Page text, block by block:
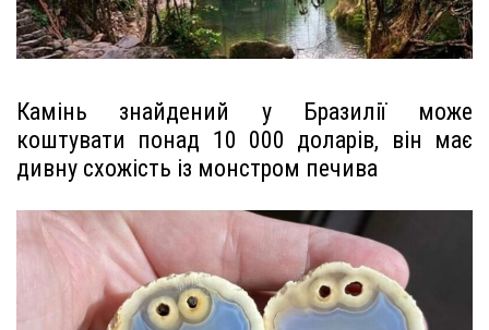
Камінь знайдений у Бразилії може
коштувати понад 10 000 доларів, він має
дивну схожість із монстром печива